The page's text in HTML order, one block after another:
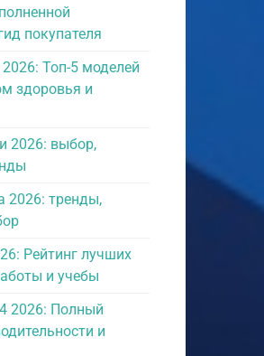
покупателя
Топ-5 моделей
здоровья и
2026: выбор,
2026: тренды,
Рейтинг лучших
и учебы
2026: Полный
и